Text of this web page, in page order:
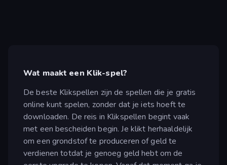
Wat maakt een Klik-spel?
De beste Klikspellen zijn de spellen die je gratis
online kunt spelen, zonder dat je iets hoeft te
downloaden. De reis in Klikspellen begint vaak
met een bescheiden begin. Je klikt herhaaldelijk
om een grondstof te produceren of geld te
verdienen totdat je genoeg geld hebt om de